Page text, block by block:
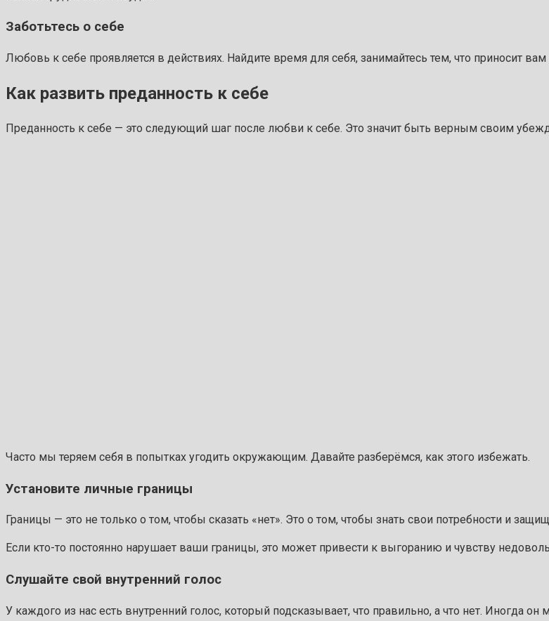
Заботьтесь о себе
Любовь к себе проявляется в действиях. Найдите время для себя, занимайтесь тем, что приносит
Как развить преданность к себе
Преданность к себе — это следующий шаг после любви к себе. Это значит быть верным своим
Часто мы теряем себя в попытках угодить окружающим. Давайте разберёмся, как этого избежать.
Установите личные границы
Границы — это не только о том, чтобы сказать «нет». Это о том, чтобы знать свои потребности и
Если кто-то постоянно нарушает ваши границы, это может привести к выгоранию и чувству
Слушайте свой внутренний голос
У каждого из нас есть внутренний голос, который подсказывает, что правильно, а что нет. Иногда